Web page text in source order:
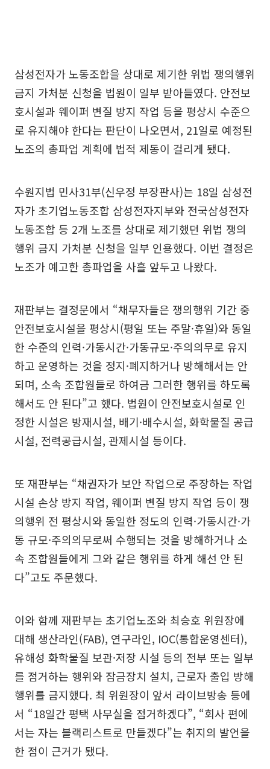
삼성전자가 노동조합을 상대로 제기한 위법 쟁의행위
금지 가처분 신청을 법원이 일부 받아들였다. 안전보
호시설과 웨이퍼 변질 방지 작업 등을 평상시 수준으
로 유지해야 한다는 판단이 나오면서, 21일로 예정된
노조의 총파업 계획에 법적 제동이 걸리게 됐다.
수원지법 민사31부(신우정 부장판사)는 18일 삼성전
자가 초기업노동조합 삼성전자지부와 전국삼성전자
노동조합 등 2개 노조를 상대로 제기했던 위법 쟁의
행위 금지 가처분 신청을 일부 인용했다. 이번 결정은
노조가 예고한 총파업을 사흘 앞두고 나왔다.
재판부는 결정문에서 “채무자들은 쟁의행위 기간 중
안전보호시설을 평상시(평일 또는 주말·휴일)와 동일
한 수준의 인력·가동시간·가동규모·주의의무로 유지
하고 운영하는 것을 정지·폐지하거나 방해해서는 안
되며, 소속 조합원들로 하여금 그러한 행위를 하도록
해서도 안 된다”고 했다. 법원이 안전보호시설로 인
정한 시설은 방재시설, 배기·배수시설, 화학물질 공급
시설, 전력공급시설, 관제시설 등이다.
또 재판부는 “채권자가 보안 작업으로 주장하는 작업
시설 손상 방지 작업, 웨이퍼 변질 방지 작업 등이 쟁
의행위 전 평상시와 동일한 정도의 인력·가동시간·가
동 규모·주의의무로써 수행되는 것을 방해하거나 소
속 조합원들에게 그와 같은 행위를 하게 해선 안 된
다”고도 주문했다.
이와 함께 재판부는 초기업노조와 최승호 위원장에
대해 생산라인(FAB), 연구라인, IOC(통합운영센터),
유해성 화학물질 보관·저장 시설 등의 전부 또는 일부
를 점거하는 행위와 잠금장치 설치, 근로자 출입 방해
행위를 금지했다. 최 위원장이 앞서 라이브방송 등에
서 “18일간 평택 사무실을 점거하겠다”, “회사 편에
서는 자는 블랙리스트로 만들겠다”는 취지의 발언을
한 점이 근거가 됐다.